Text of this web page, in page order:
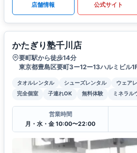
店舗情報 公式サイト
かたぎり塾千川店
要町駅から徒歩14分
東京都豊島区要町3ー12ー13ハルミビル
タオルレンタル シューズレンタル ウェア
完全個室
子連れOK 無料体験 ミネラル
営業時間
月・水・金 10:00〜22:00